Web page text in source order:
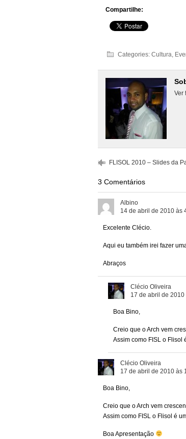
Compartilhe:
Categories: Cultura,
Ver
FLISOL 2010 – Slides da
3 Comentários
Albino
14 de abril de 2010 às
Excelente Clécio.
Aqui eu também irei fazer
Abraços
Clécio Oliveira
17 de abril de
Boa Bino,
Creio que o Arch vem
Assim como FISL o Flisol
Clécio Oliveira
17 de abril de 2010 às
Boa Bino,
Creio que o Arch vem
Assim como FISL o Flisol é
Boa Apresentação